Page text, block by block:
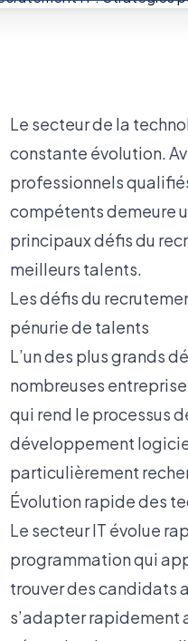
Le secteur de la
constante évolution.
professionnels
compétents demeure
principaux défis du
meilleurs talents.
Les défis du
pénurie de talents
L’un des plus grands
nombreuses
qui rend le processus
développement
particulièrement
Évolution rapide des
Le secteur IT évolue
programmation qui
trouver des candidats
s’adapter rapidement